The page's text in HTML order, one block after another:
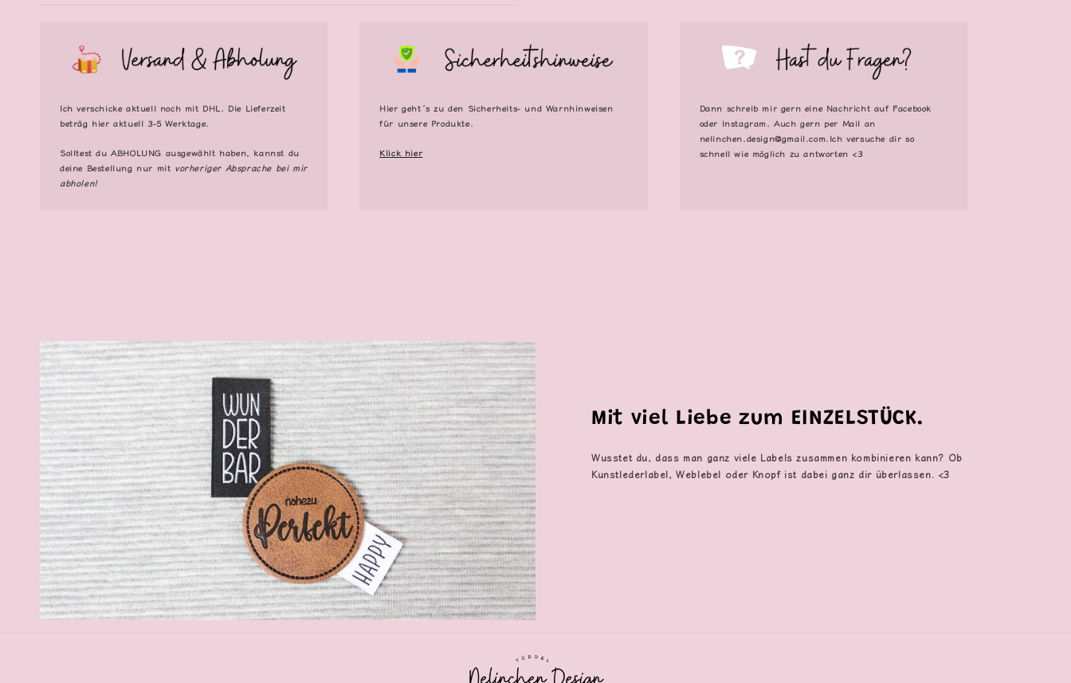
Ich verschicke aktuell noch mit DHL. Die Lieferzeit
beträg hier aktuell 3-5 Werktage.
Solltest duABHOLUNG ausgewählt haben, kannst du
deine Bestellung nur mit vorheriger Absprache bei mir
abholen!
Hier geht´s zu den Sicherheits- und Warnhinweisen
für unsere Produkte.
Klick hier
Dann schreib mir gern eine Nachricht auf Facebook
oder Instagram. Auch gern per Mail an
nelinchen.design@gmail.com.Ich versuche dir so
schnell wie möglich zu antworten <3
Mit viel Liebe zum EINZELSTÜCK.
Wusstet du, dass man ganz viele Labels zusammen kombinieren kann? Ob
Kunstlederlabel, Weblebel oder Knopf ist dabei ganz dir überlassen. <3